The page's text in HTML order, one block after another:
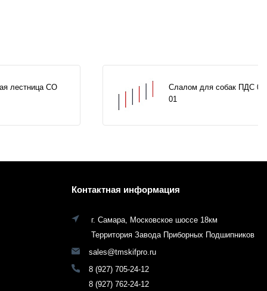
лестница СО
Слалом для собак ПДС
01
Контактная информация
г. Самара, Московское шоссе 18км
Территория Завода Приборных Подшипников
sales@tmskifpro.ru
8 (927) 705-24-12
8 (927) 762-24-12